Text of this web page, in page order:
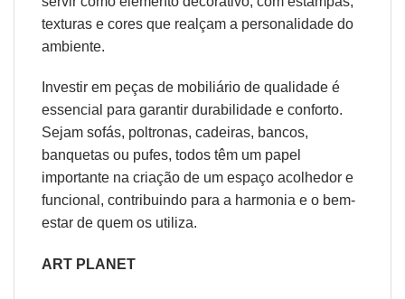
texturas e cores que realçam a personalidade do
ambiente.
Investir em peças de mobiliário de qualidade é
essencial para garantir durabilidade e conforto.
Sejam sofás, poltronas, cadeiras, bancos,
banquetas ou pufes, todos têm um papel
importante na criação de um espaço acolhedor e
funcional, contribuindo para a harmonia e o bem-
estar de quem os utiliza.
ART PLANET